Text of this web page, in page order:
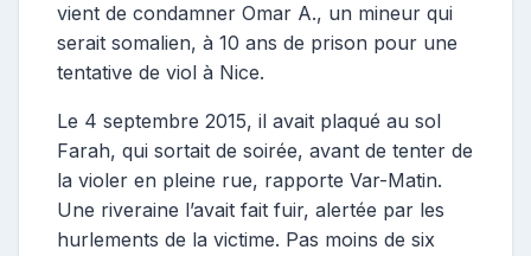
vient de condamner Omar A., un mineur qui
serait somalien, à 10 ans de prison pour une
tentative de viol à Nice.
Le 4 septembre 2015, il avait plaqué au sol
Farah, qui sortait de soirée, avant de tenter de
la violer en pleine rue, rapporte Var-Matin.
Une riveraine l’avait fait fuir, alertée par les
hurlements de la victime. Pas moins de six